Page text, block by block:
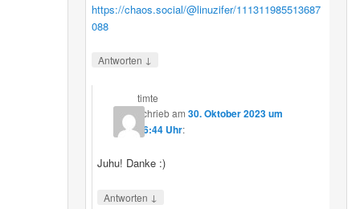
https://chaos.social/@linuzifer/111311985513687
088
Antworten ↓
timte
schriebam30. Oktober 2023 um
16:44 Uhr:
Juhu! Danke :)
Antworten ↓